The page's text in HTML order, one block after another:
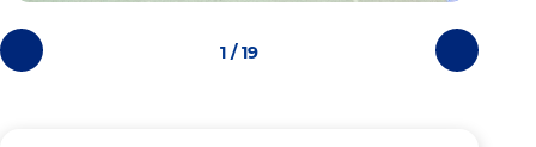
Photos
précédentes
Photos
suivantes
1 / 19